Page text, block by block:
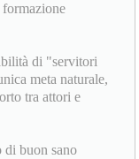
formazione
di "servitori
meta naturale,
tra attori e
di buon sano